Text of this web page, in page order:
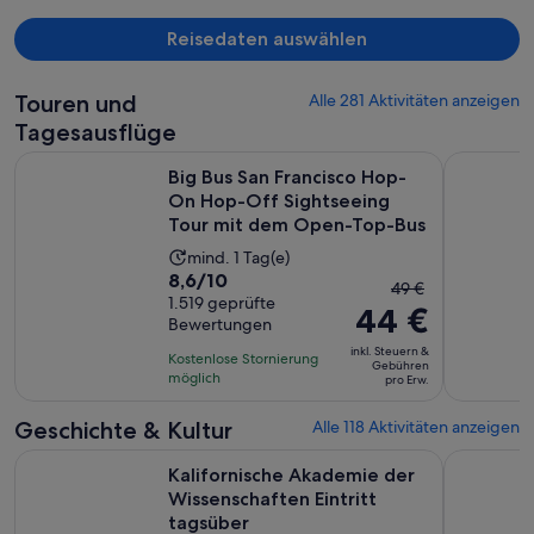
Reisedaten auswählen
Touren und
Tagesausflüge
Alle 281 Aktivitäten anzeigen
Big Bus San Francisco Hop-
On Hop-Off Sightseeing
Tour mit dem Open-Top-Bus
Die
Aktivität
dauert
1 Tag
mind. 1 Tag(e)
8.6
von
10,
basierend
auf
Bewertungen.
8,6/10
1.519 geprüfte
Bewertungen
Kostenlose Stornierung
möglich
Der
vorherige
Preis
war
49 €
der
aktuelle
Preis
49 €
44 €
inkl. Steuern &
Gebühren
pro Erw.
Geschichte & Kultur Alle 118 Aktivitäten anzeigen
Kalifornische Akademie der
Wissenschaften Eintritt
tagsüber